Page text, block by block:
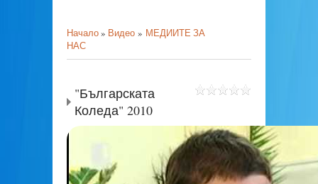
Начало» Видео » МЕДИИТЕ ЗА
НАС
"Българската
Коледа" 2010